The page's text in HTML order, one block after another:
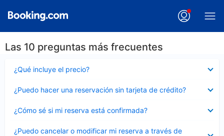
Las 10 preguntas más frecuentes
¿Qué incluye el precio?
cerrado
¿Puedo hacer una reservación sin tarjeta de crédito?
cerrado
¿Cómo sé si mi reserva está confirmada?
cerrado
¿Puedo cancelar o modificar mi reserva a través de
cerrado